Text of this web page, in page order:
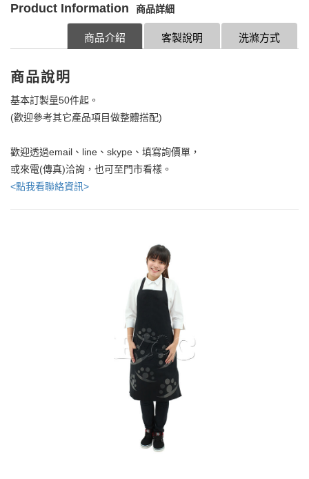
Product Information 商品詳細
洗滌方式
客製說明
商品介紹
商品說明
基本訂製量50件起。
(歡迎參考其它產品項目做整體搭配)
歡迎透過email、line、skype、填寫詢價單，
或來電(傳真)洽詢，也可至門市看樣。
<點我看聯絡資訊>